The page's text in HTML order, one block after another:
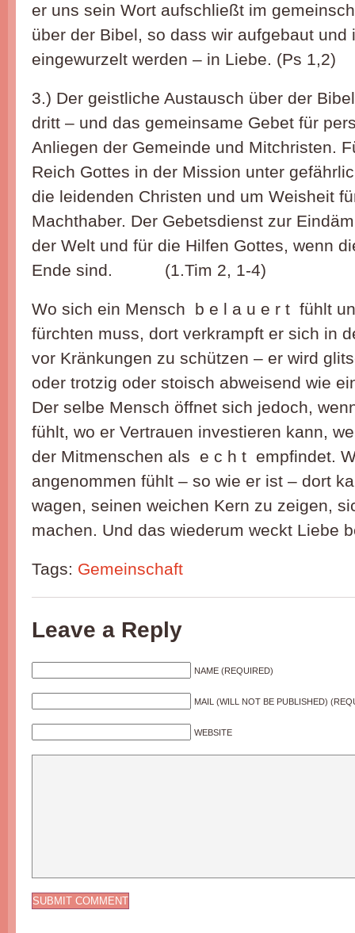
er uns sein Wort aufschließt im
über der Bibel, so dass wir aufgebaut und
eingewurzelt werden – in Liebe. (Ps 1,2)
3.) Der geistliche Austausch über der
dritt – und das gemeinsame Gebet für
Anliegen der Gemeinde und Mitchristen.
Reich Gottes in der Mission unter
die leidenden Christen und um Weisheit
Machthaber. Der Gebetsdienst zur
der Welt und für die Hilfen Gottes, wenn
Ende sind. (1.Tim 2, 1-4)
Wo sich ein Mensch b e l a u e r t fühlt
fürchten muss, dort verkrampft er sich in
vor Kränkungen zu schützen – er wird
oder trotzig oder stoisch abweisend wie
Der selbe Mensch öffnet sich jedoch,
fühlt, wo er Vertrauen investieren kann,
der Mitmenschen als e c h t empfindet.
angenommen fühlt – so wie er ist – dort
wagen, seinen weichen Kern zu zeigen,
machen. Und das wiederum weckt Liebe
Tags: Gemeinschaft
Leave a Reply
NAME (REQUIRED)
MAIL (WILL NOT BE PUBLISHED)
WEBSITE